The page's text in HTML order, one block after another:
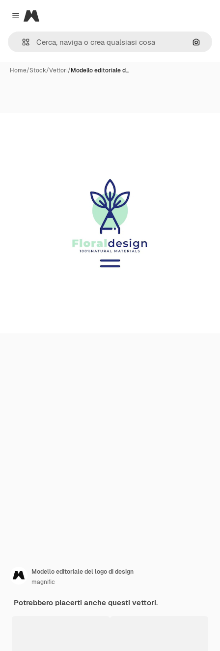
Close menu
Magnific
Cerca
Home/Stock/Vettori/Modello editoriale d…
Modello editoriale del logo di design
magnific
Potrebbero piacerti anche questi vettori.